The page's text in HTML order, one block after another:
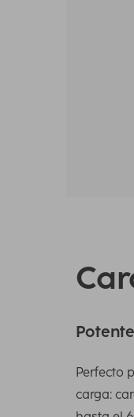
Perfecto
carga: